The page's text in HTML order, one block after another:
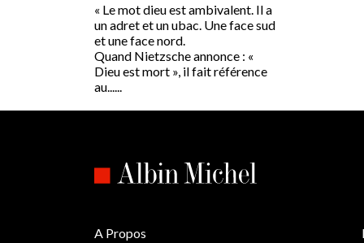
« Le mot dieu est ambivalent. Il a
un adret et un ubac. Une face sud
et une face nord.
Quand Nietzsche annonce : «
Dieu est mort », il fait référence
au......
A Propos